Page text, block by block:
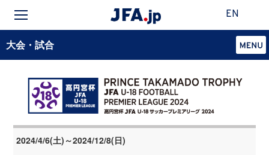
EN
大会・試合
2024/4/6(土)～2024/12/8(日)